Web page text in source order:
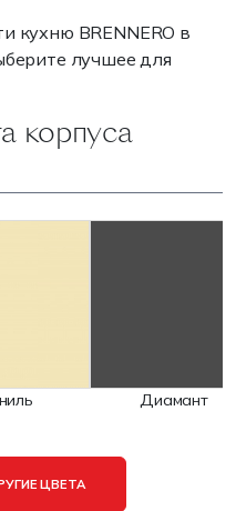
кухню BRENNERO в
лучшее для
корпуса
Диамант
ЦВЕТА